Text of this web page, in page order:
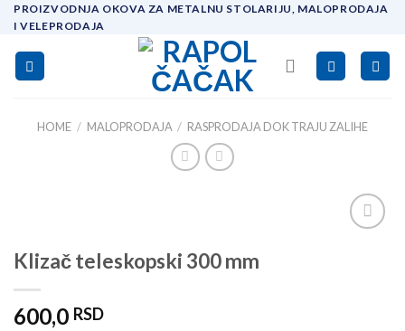
Skip
content
PROIZVODNJA OKOVA ZA METALNU STOLARIJU, MALOPRODAJA
I VELEPRODAJA
HOME / MALOPRODAJA / RASPRODAJA DOK TRAJU ZALIHE
Klizač teleskopski 300 mm
600,0 RSD